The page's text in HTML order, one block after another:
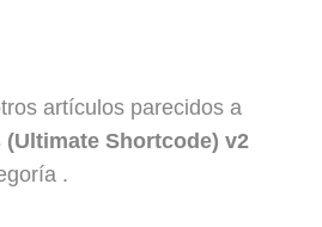
artículos parecidos a
Shortcode) v2
.